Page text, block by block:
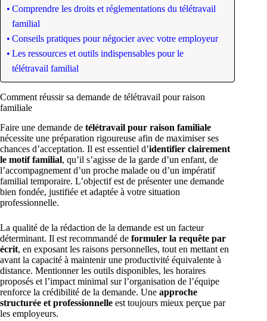
Comprendre les droits et réglementations du télétravail
familial
Conseils pratiques pour négocier avec votre employeur
Les ressources et outils indispensables pour le
télétravail familial
Comment réussir sa demande de télétravail pour raison
familiale
Faire une demande de télétravail pour raison familiale
nécessite une préparation rigoureuse afin de maximiser ses
chances d’acceptation. Il est essentiel d’identifier clairement
le motif familial, qu’il s’agisse de la garde d’un enfant, de
l’accompagnement d’un proche malade ou d’un impératif
familial temporaire. L’objectif est de présenter une demande
bien fondée, justifiée et adaptée à votre situation
professionnelle.
La qualité de la rédaction de la demande est un facteur
déterminant. Il est recommandé de formuler la requête par
écrit, en exposant les raisons personnelles, tout en mettant en
avant la capacité à maintenir une productivité équivalente à
distance. Mentionner les outils disponibles, les horaires
proposés et l’impact minimal sur l’organisation de l’équipe
renforce la crédibilité de la demande. Une approche
structurée et professionnelle est toujours mieux perçue par
les employeurs.